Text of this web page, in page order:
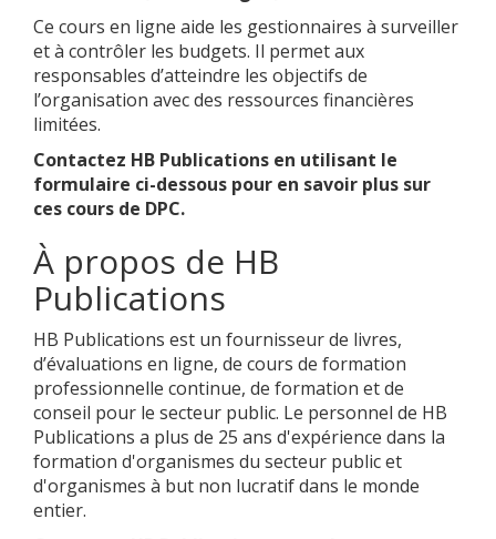
Ce cours en ligne aide les gestionnaires à surveiller
et à contrôler les budgets. Il permet aux
responsables d’atteindre les objectifs de
l’organisation avec des ressources financières
limitées.
Contactez HB Publications en utilisant le
formulaire ci-dessous pour en savoir plus sur
ces cours de DPC.
À propos de HB
Publications
HB Publications est un fournisseur de livres,
d’évaluations en ligne, de cours de formation
professionnelle continue, de formation et de
conseil pour le secteur public. Le personnel de HB
Publications a plus de 25 ans d'expérience dans la
formation d'organismes du secteur public et
d'organismes à but non lucratif dans le monde
entier.